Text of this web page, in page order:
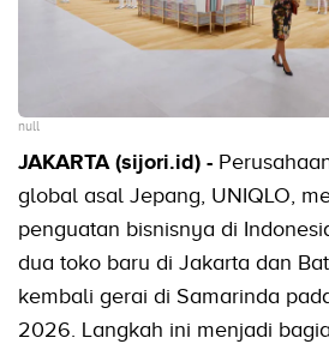
null
JAKARTA (sijori.id) -
global asal Jepang, UNIQLO,
penguatan bisnisnya di
dua toko baru di Jakarta dan
kembali gerai di Samarinda
2026. Langkah ini menjadi